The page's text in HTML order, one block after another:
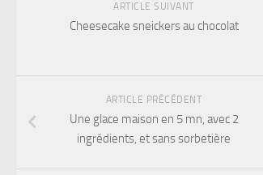
ARTICLE SUIVANT
Cheesecake sneickers au chocolat
ARTICLE PRÉCÉDENT
Une glace maison en 5 mn, avec 2
ingrédients, et sans sorbetière